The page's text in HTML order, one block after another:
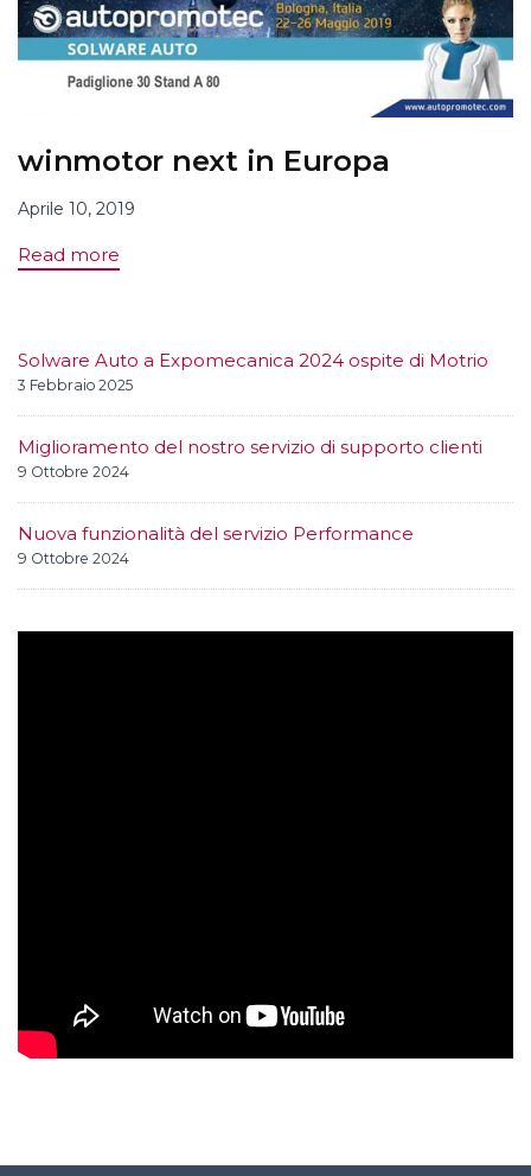
winmotor next in Europa
Aprile 10, 2019
Read more
Solware Auto a Expomecanica 2024 ospite di Motrio
3 Febbraio 2025
Miglioramento del nostro servizio di supporto clienti
9 Ottobre 2024
Nuova funzionalità del servizio Performance
9 Ottobre 2024